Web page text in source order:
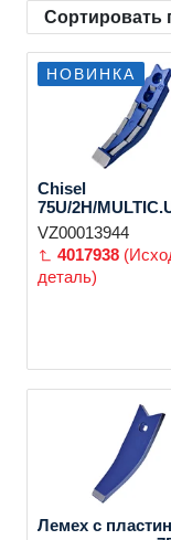
Мои
машины
скачиванию
Сортировать
НОВИНКА
Chisel
75U/2H/
VZ00013944
4017938
деталь)
Лемех с